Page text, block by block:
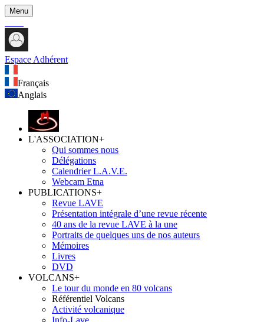
Menu
Espace Adhérent
Français
Anglais
L'ASSOCIATION+
Qui sommes nous
Délégations
Calendrier L.A.V.E.
Webcam Etna
PUBLICATIONS+
Revue LAVE
Présentation intégrale d’une revue récente
40 ans de la revue LAVE à la une
Portraits de quelques uns de nos auteurs
Mémoires
Livres
DVD
VOLCANS+
Le tour du monde en 80 volcans
Référentiel Volcans
Activité volcanique
Info-Lave